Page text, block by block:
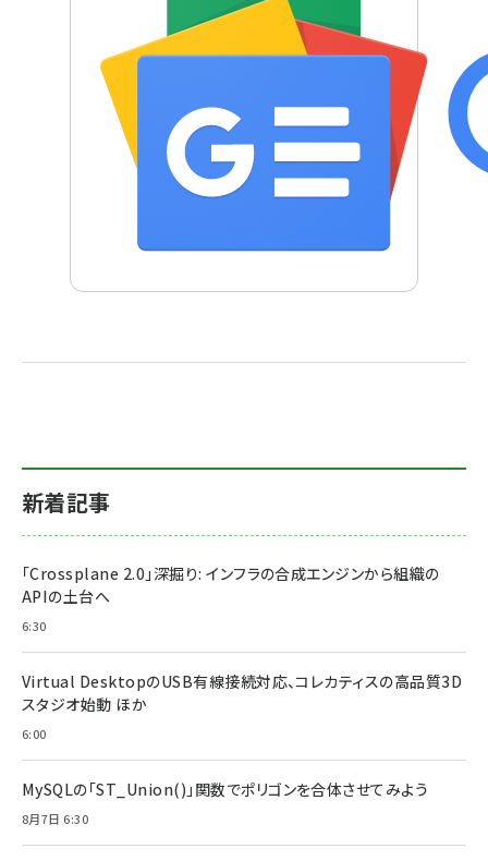
新着記事
「Crossplane 2.0」深掘り: インフラの合成エンジンから組織の
APIの土台へ
6:30
Virtual DesktopのUSB有線接続対応、コレカティスの高品質3D
スタジオ始動 ほか
6:00
MySQLの「ST_Union()」関数でポリゴンを合体させてみよう
8月7日 6:30